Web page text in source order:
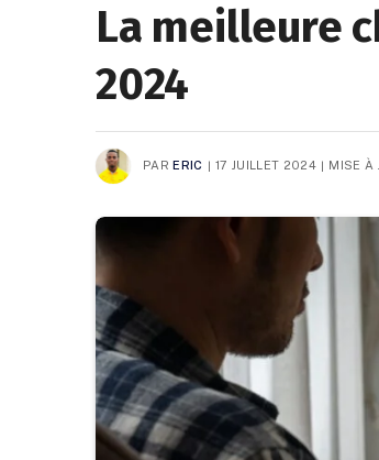
La meilleure
2024
PAR ERIC 17 JUILLET 2024 MISE À